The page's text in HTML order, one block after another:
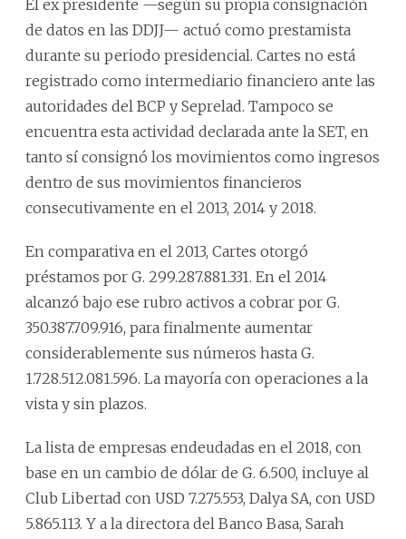
El ex presidente —según su propia consignación
de datos en las DDJJ— actuó como prestamista
durante su periodo presidencial. Cartes no está
registrado como intermediario financiero ante las
autoridades del BCP y Seprelad. Tampoco se
encuentra esta actividad declarada ante la SET, en
tanto sí consignó los movimientos como ingresos
dentro de sus movimientos financieros
consecutivamente en el 2013, 2014 y 2018.
En comparativa en el 2013, Cartes otorgó
préstamos por G. 299.287.881.331. En el 2014
alcanzó bajo ese rubro activos a cobrar por G.
350.387.709.916, para finalmente aumentar
considerablemente sus números hasta G.
1.728.512.081.596. La mayoría con operaciones a la
vista y sin plazos.
La lista de empresas endeudadas en el 2018, con
base en un cambio de dólar de G. 6.500, incluye al
Club Libertad con USD 7.275.553, Dalya SA, con USD
5.865.113. Y a la directora del Banco Basa, Sarah